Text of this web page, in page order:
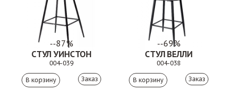
--87%
СТУЛ УИНСТОН
004-039
Заказ
--69%
СТУЛ ВЕЛЛИ
004-038
Заказ